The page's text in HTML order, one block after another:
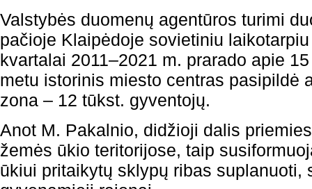
Valstybės duomenų agentūros turimi
pačioje Klaipėdoje sovietiniu
kvartalai 2011–2021 m. prarado apie
metu istorinis miesto centras pasipildė
zona – 12 tūkst. gyventojų.
Anot M. Pakalnio, didžioji dalis
žemės ūkio teritorijose, taip
ūkiui pritaikytų sklypų ribas suplanuoti,